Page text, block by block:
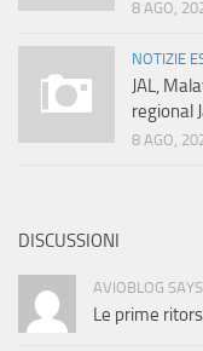
8 AGO,
NOTIZIE
JAL,
regional
8 AGO,
DISCUSSIONI
AVIOBLOG
Le prime